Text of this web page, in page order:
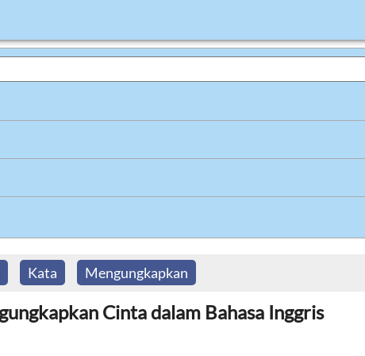
Kata Mengungkapkan
Cinta dalam Bahasa Inggris